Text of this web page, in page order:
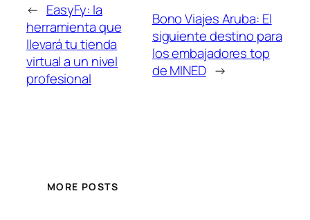
← EasyFy: la
herramienta que
llevará tu tienda
virtual a un nivel
profesional
Bono Viajes Aruba: El
siguiente destino para
los embajadores top
de MINED →
MORE POSTS